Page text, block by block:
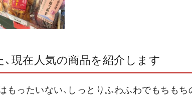
現在人気の商品を紹介します
もったいない、しっとりふわふわでもちもち